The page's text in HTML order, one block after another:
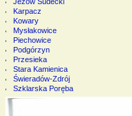
Karpacz
Kowary
Mysłakowice
Piechowice
Podgórzyn
Przesieka
Stara Kamienica
Świeradów-Zdrój
Szklarska Poręba